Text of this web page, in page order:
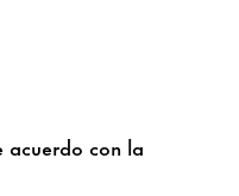
acuerdo con la